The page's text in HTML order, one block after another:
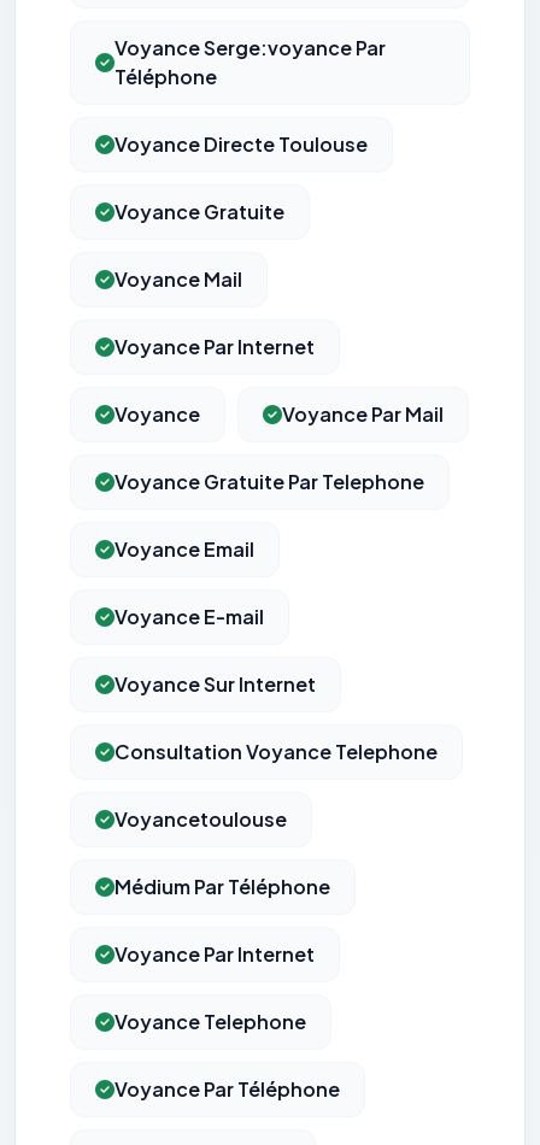
Voyance Serge:voyance Par
Téléphone
Voyance Directe Toulouse
Voyance Gratuite
Voyance Mail
Voyance Par Internet
Voyance Voyance Par Mail
Voyance Gratuite Par Telephone
Voyance Email
Voyance E-mail
Voyance Sur Internet
Consultation Voyance Telephone
Voyancetoulouse
Médium Par Téléphone
Voyance Par Internet
Voyance Telephone
Voyance Par Téléphone